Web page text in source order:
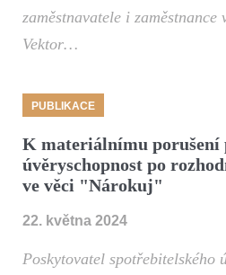
zaměstnavatele i
Vektor…
PUBLIKACE
K materiálnímu porušení
úvěryschopnost po
ve věci "Nárokuj"
22. května 2024
Poskytovatel spotřebitelského